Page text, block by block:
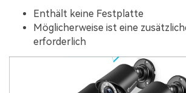
Enthält keine Festplatte
Möglicherweise ist eine
erforderlich